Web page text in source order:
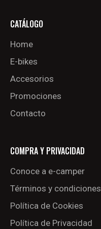
CATÁLOGO
Home
E-bikes
Accesorios
Promociones
Contacto
COMPRA Y PRIVACIDAD
Conoce a e-camper
Términos y condiciones
Política de Cookies
Política de Privacidad